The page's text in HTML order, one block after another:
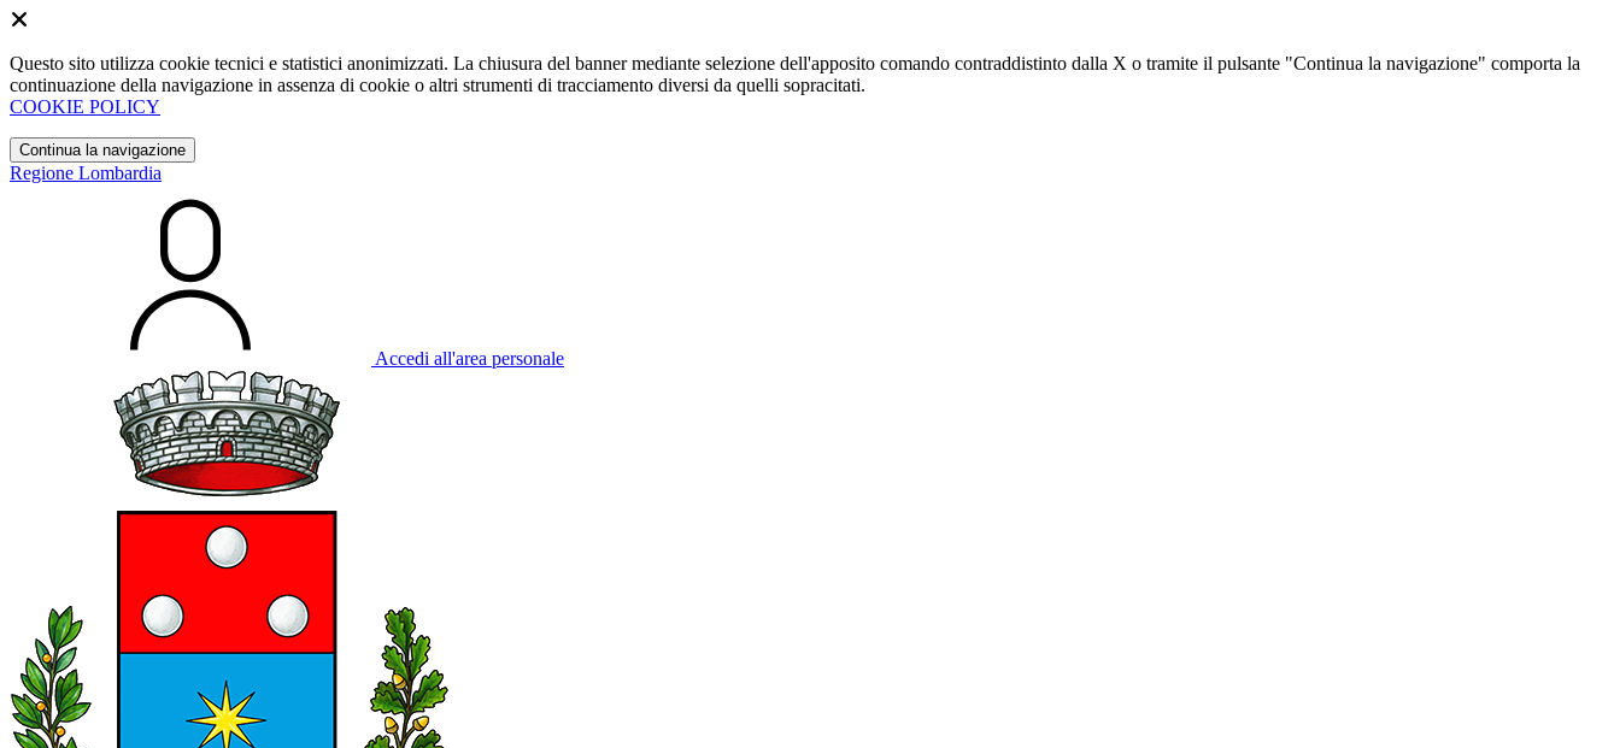
Questo sito utilizza cookie tecnici e statistici anonimizzati. La chiusura del banner mediante selezione dell'apposito comando contraddistinto dalla X o tramite il pulsante "Continua la navigazione" comporta la
continuazione della navigazione in assenza di cookie o altri strumenti di tracciamento diversi da quelli sopracitati.
COOKIE POLICY
Continua la navigazione
Regione Lombardia
Accedi all'area personale